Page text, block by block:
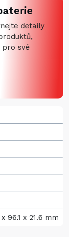
detaily
pro své
x 96.1 x 21.6 mm